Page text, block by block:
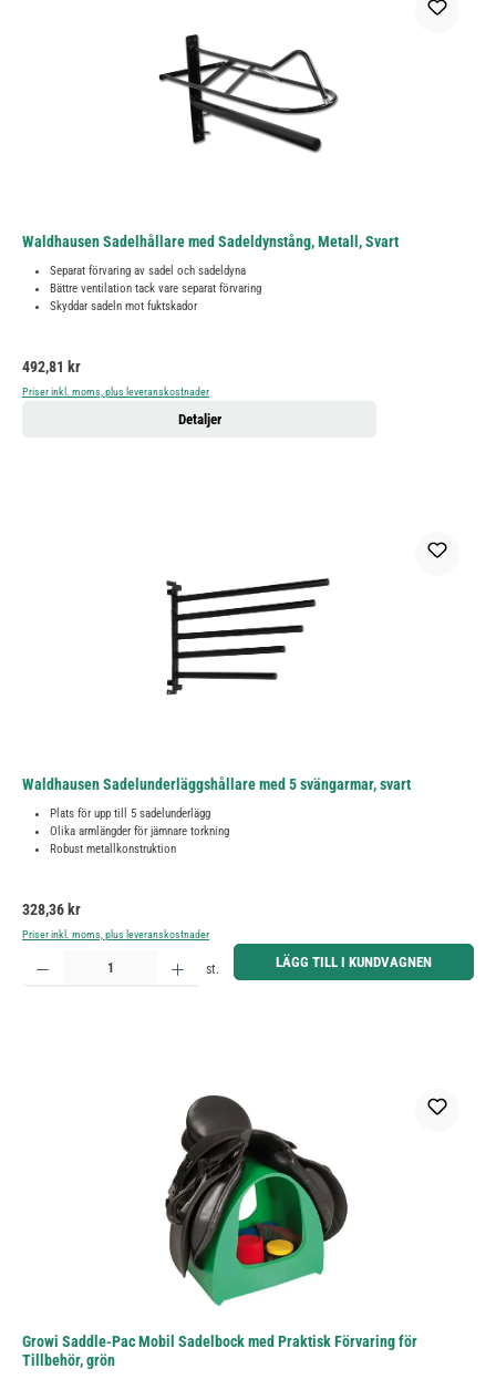
Waldhausen Sadelhållare med Sadeldynstång, Metall, Svart
Separat förvaring av sadel och sadeldyna
Bättre ventilation tack vare separat förvaring
Skyddar sadeln mot fuktskador
Ordinarie pris:
492,81 kr
Priser inkl. moms, plus leveranskostnader
Detaljer
Waldhausen Sadelunderläggshållare med 5 svängarmar, svart
Plats för upp till 5 sadelunderlägg
Olika armlängder för jämnare torkning
Robust metallkonstruktion
Ordinarie pris:
328,36 kr
Priser inkl. moms, plus leveranskostnader
Produktkvantitet: Ange önskat belopp eller använd knapparna för att öka eller minska kvantiteten.
st. LÄGG TILL I KUNDVAGNEN
Growi Saddle-Pac Mobil Sadelbock med Praktisk Förvaring för
Tillbehör, grön